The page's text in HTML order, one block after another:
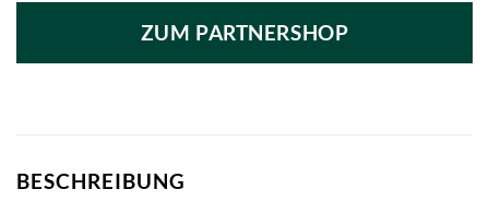
war:
27,70 €
ist:
25,29 €.
ZUM PARTNERSHOP
BESCHREIBUNG